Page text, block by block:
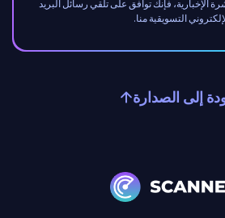
الإخبارية، فإنك توافق على تلقي رسائل البريد
التسويقية منا.
إلى الصدارة